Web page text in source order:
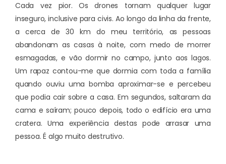
Cada vez pior. Os drones tornam qualquer lugar
inseguro, inclusive para civis. Ao longo da linha da frente,
a cerca de 30 km do meu território, as pessoas
abandonam as casas à noite, com medo de morrer
esmagadas, e vão dormir no campo, junto aos lagos.
Um rapaz contou-me que dormia com toda a família
quando ouviu uma bomba aproximar-se e percebeu
que podia cair sobre a casa. Em segundos, saltaram da
cama e saíram; pouco depois, todo o edifício era uma
cratera. Uma experiência destas pode arrasar uma
pessoa. É algo muito destrutivo.